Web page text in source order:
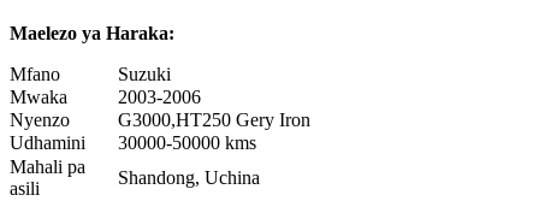
Maelezo ya Haraka:
Mfano
Suzuki
Mwaka
2003-2006
Nyenzo
G3000,HT250 Gery Iron
Udhamini
30000-50000 kms
Mahali pa
asili
Shandong, Uchina